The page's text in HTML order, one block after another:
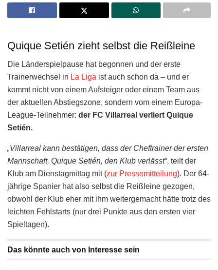
Quique Setién zieht selbst die Reißleine
Die Länderspielpause hat begonnen und der erste
Trainerwechsel in La Liga ist auch schon da – und er
kommt nicht von einem Aufsteiger oder einem Team aus
der aktuellen Abstiegszone, sondern vom einem Europa-
League-Teilnehmer: der FC Villarreal verliert Quique
Setién.
„Villarreal kann bestätigen, dass der Cheftrainer der ersten
Mannschaft, Quique Setién, den Klub verlässt“, teilt der
Klub am Dienstagmittag mit (zur Pressemitteilung). Der 64-
jährige Spanier hat also selbst die Reißleine gezogen,
obwohl der Klub eher mit ihm weitergemacht hätte trotz des
leichten Fehlstarts (nur drei Punkte aus den ersten vier
Spieltagen).
Das könnte auch von Interesse sein